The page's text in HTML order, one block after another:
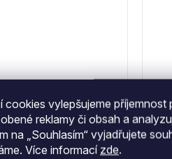
cookies vylepšujeme příjemnost
reklamy či obsah a
na „Souhlasím“ vyjadřujete
Více informací zde.
v pouličním